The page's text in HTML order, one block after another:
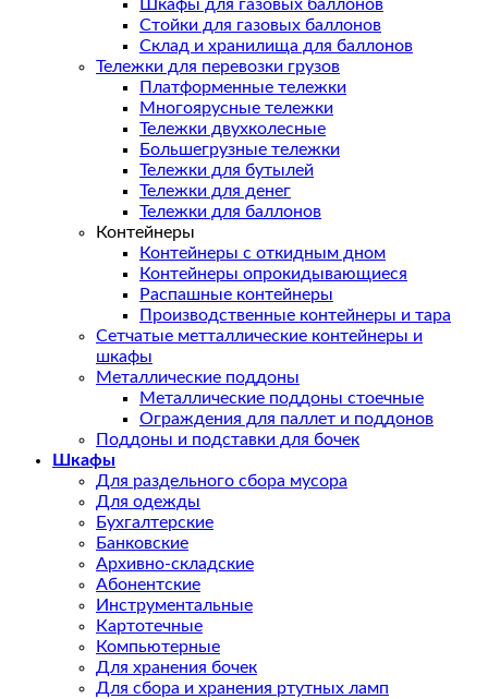
Шкафы для газовых баллонов
Стойки для газовых баллонов
Склад и хранилища для баллонов
Тележки для перевозки грузов
Платформенные тележки
Многоярусные тележки
Тележки двухколесные
Большегрузные тележки
Тележки для бутылей
Тележки для денег
Тележки для баллонов
Контейнеры
Контейнеры с откидным дном
Контейнеры опрокидывающиеся
Распашные контейнеры
Производственные контейнеры и тара
Сетчатые метталлические контейнеры и
шкафы
Металлические поддоны
Металлические поддоны стоечные
Ограждения для паллет и поддонов
Поддоны и подставки для бочек
Шкафы
Для раздельного сбора мусора
Для одежды
Бухгалтерские
Банковские
Архивно-складские
Абонентские
Инструментальные
Картотечные
Компьютерные
Для хранения бочек
Для сбора и хранения ртутных ламп